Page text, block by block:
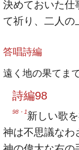
決めておいた仕
て祈り、二人の
答唱詩編
遠く地の果てま
詩編98
98・1新しい歌
神は不思議なわ